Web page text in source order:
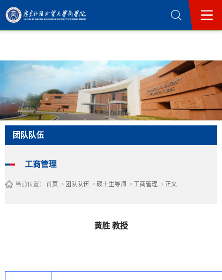
365英国上市公司(集团)官方网站-Official
团队队伍
工商管理
当前位置： 首页 -> 团队队伍-> 硕士生导师 -> 工商管理 -> 正文
黄胜 教授